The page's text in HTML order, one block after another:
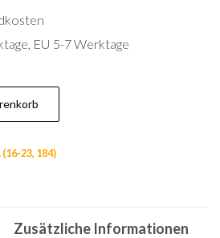
EU 5-7 Werktage
23, 184)
Zusätzliche Informationen